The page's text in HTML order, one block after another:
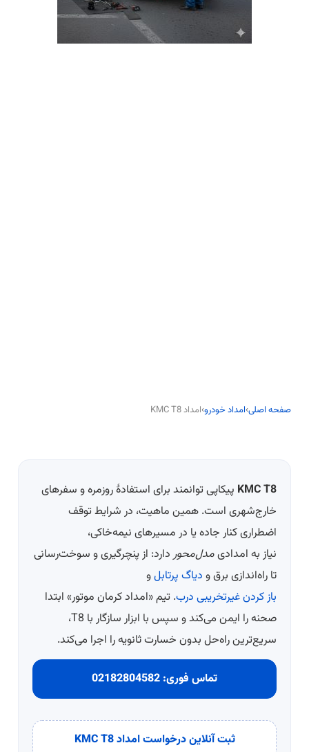
صفحه اصلی›امداد خودرو›امداد KMC T8
KMC T8 پیکاپی توانمند برای استفادهٔ روزمره و سفرهای
خارج‌شهری است. همین ماهیت، در شرایط توقف
اضطراری کنار جاده یا در مسیرهای نیمه‌خاکی،
نیاز به امدادیمدل‌محوردارد: از پنچرگیری و سوخت‌رسانی
تا راه‌اندازی برق و دیاگ پرتابلو
باز کردن غیرتخریبی درب. تیم «امداد کرمان موتور» ابتدا
صحنه را ایمن می‌کند و سپس با ابزار سازگار با T8،
سریع‌ترین راه‌حل بدون خسارت ثانویه را اجرا می‌کند.
تماس فوری: 02182804582
ثبت آنلاین درخواست امداد KMC T8